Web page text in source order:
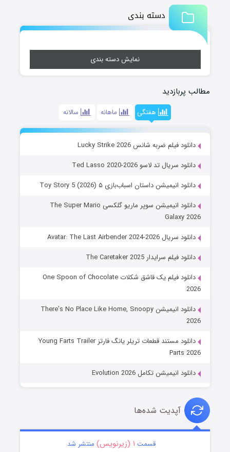
دسته بندی
نمایش دسته بندی
مطالب پربازدید
هفتگی ماهانه سالانه
دانلود فیلم ضربه شانس Lucky Strike 2026
دانلود سریال تد لاسو Ted Lasso 2020-2026
دانلود انیمیشن داستان اسباب‌بازی ۵ Toy Story 5 (2026)
دانلود انیمیشن سوپر ماریو گلکسی The Super Mario
Galaxy 2026
دانلود سریال Avatar: The Last Airbender 2024-2026
دانلود فیلم سرایدار The Caretaker 2025
دانلود فیلم یک قاشق شکلات One Spoon of Chocolate
2026
دانلود انیمیشن There’s No Place Like Home, Snoopy
2026
دانلود مستند قطعات تریلر یانگ فارتز Young Farts Trailer
Parts 2026
دانلود انیمیشن تکامل Evolution 2026
آپدیت شده‌ها
قسمت ۱ (زیرنویس) منتشر شد